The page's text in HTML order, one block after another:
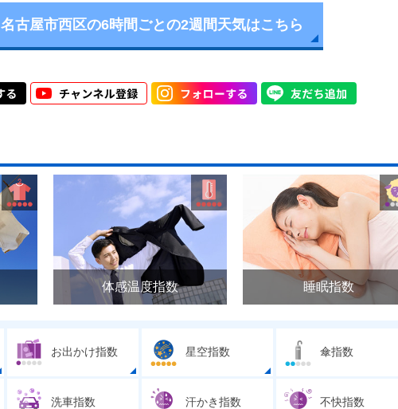
名古屋市西区の6時間ごとの2週間天気はこちら
体感温度指数 睡眠指数
お出かけ指数 星空指数 傘指数
洗車指数 汗かき指数 不快指数